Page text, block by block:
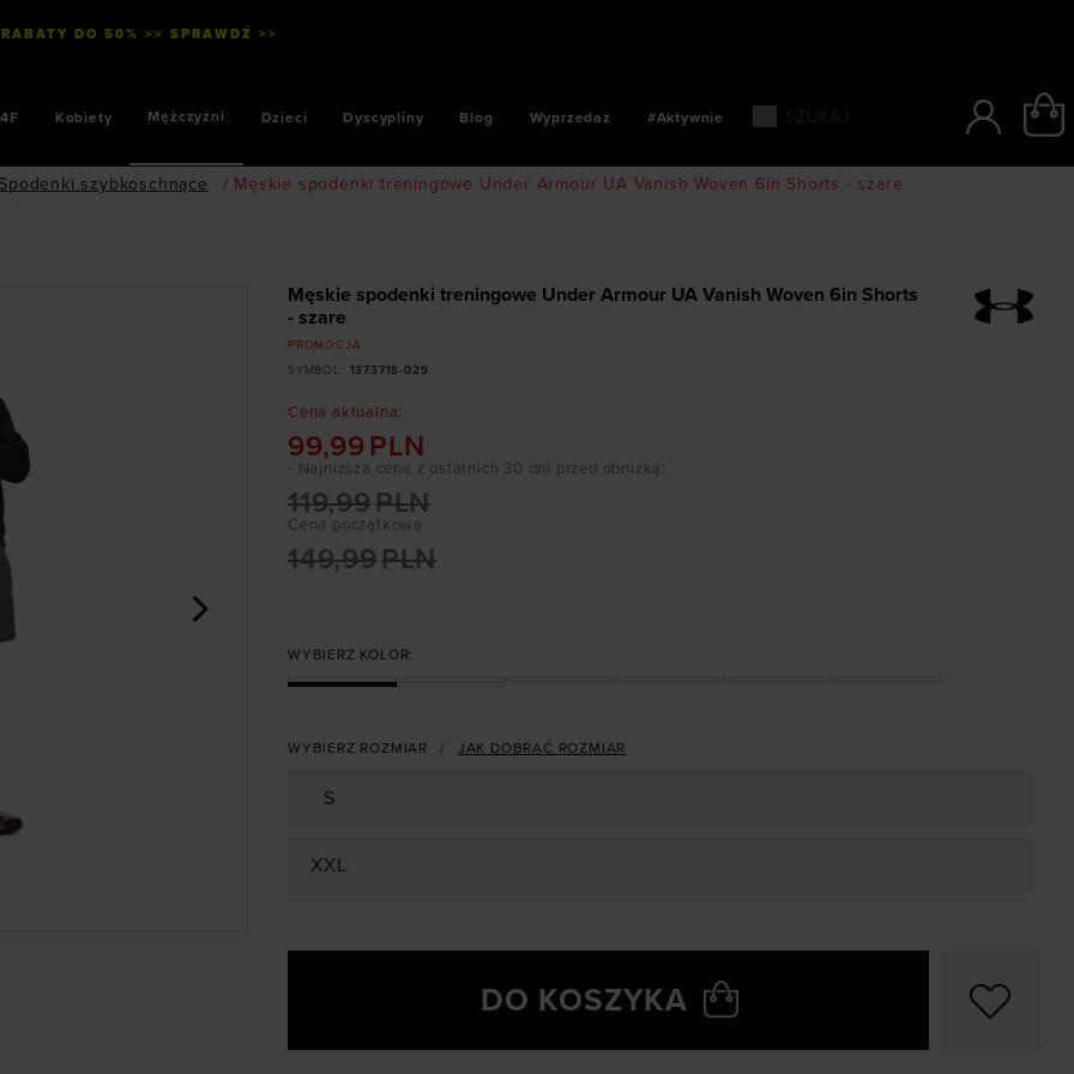
DO 50% >> SPRAWDŹ >>
4F Kobiety Mężczyźni Dzieci Dyscypliny Blog Wyprzedaż #Aktywnie
szybkoschnące / Męskie spodenki treningowe Under Armour UA Vanish Woven 6in Shorts - szare
Męskie spodenki treningowe Under Armour UA Vanish Woven 6in Shorts
- szare
PROMOCJA
SYMBOL
1373718-029
Cena aktualna:
99,99 PLN
Cena początkowa
149,99PLN
119,99PLN
- Najniższa cena z ostatnich 30 dni przed obniżką:
WYBIERZ KOLOR:
WYBIERZ ROZMIAR JAK DOBRAĆ ROZMIAR
S
XXL
DO KOSZYKA